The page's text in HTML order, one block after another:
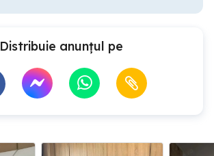
Distribuie anunțul pe